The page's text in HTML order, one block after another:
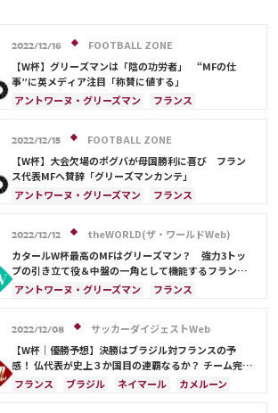
2022/12/16
FOOTBALL ZONE
【W杯】グリーズマンは「陰の功労者」 “MFの仕
事”に英メディア注目「称賛に値する」
アントワーヌ・グリーズマン
フランス
ベルギー
キリアン・ムバッペ
ポール・ポグバ
エンゴロ・カンテ
2022/12/15
FOOTBALL ZONE
【W杯】大会欠場のポグバが母国勝利に喜び フラン
ス代表MFへ賛辞「グリーズマンカンテ」
アントワーヌ・グリーズマン
フランス
スペイン
イングランド
ブラジル
アルゼンチン
リオネル・メッシ
2022/12/12
theWORLD(ザ・ワールドWeb)
カタールW杯最高のMFはグリーズマン？ 強力3トッ
プの引き立て役＆中盤の一角として機能するフランス
の背番号7
アントワーヌ・グリーズマン
フランス
ポーランド
カリム・ベンゼマ
ポール・ポグバ
エンゴロ・カンテ
2022/12/08
サッカーダイジェストWeb
【W杯｜優勝予想】決勝はブラジル対フランスの予
感！ 仏代表が史上３か国目の連覇なるか？ チーム完成
度は互角だが…［識者の見解］
フランス ブラジル ネイマール
カメルーン